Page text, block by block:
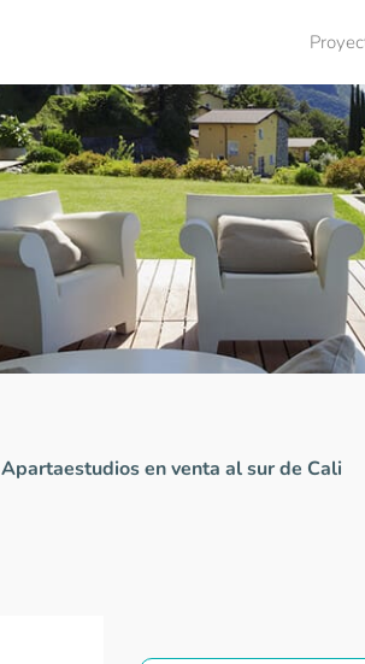
Apartaestudios en venta al sur de Cali